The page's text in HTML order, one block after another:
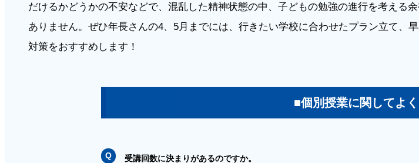
だけるかどうかの不安などで、混乱した精神状態の中、子どもの勉強の進行を考える
ありません。ぜひ年長さんの4、5月までには、行きたい学校に合わせたプラン立て、
対策をおすすめします！
■個別授業に関してよ
受講回数に決まりがあるのですか。